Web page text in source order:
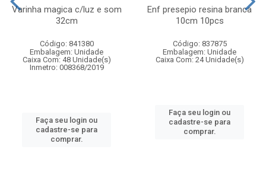
Varinha magica c/luz e som
32cm
Código: 841380
Embalagem: Unidade
Caixa Com: 48 Unidade(s)
Inmetro: 008368/2019
Faça seu login ou
cadastre-se para
comprar.
Enf presepio resina branca
10cm 10pcs
Código: 837875
Embalagem: Unidade
Caixa Com: 24 Unidade(s)
Faça seu login ou
cadastre-se para
comprar.